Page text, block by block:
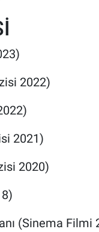
2022)
2021)
2020)
(Sinema Filmi